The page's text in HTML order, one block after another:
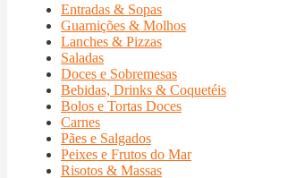
Entradas & Sopas
Guarnições & Molhos
Lanches & Pizzas
Saladas
Doces e Sobremesas
Bebidas, Drinks & Coquetéis
Bolos e Tortas Doces
Carnes
Pães e Salgados
Peixes e Frutos do Mar
Risotos & Massas